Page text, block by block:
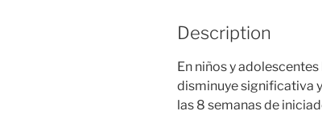
Description
En niños y
disminuye significativa
las 8 semanas de